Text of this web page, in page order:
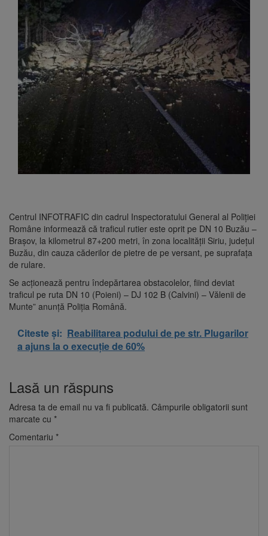
Centrul INFOTRAFIC din cadrul Inspectoratului General al Poliţiei
Române informează că traficul rutier este oprit pe DN 10 Buzău –
Braşov, la kilometrul 87+200 metri, în zona localităţii Siriu, judeţul
Buzău, din cauza căderilor de pietre de pe versant, pe suprafaţa
de rulare.
Se acţionează pentru îndepărtarea obstacolelor, fiind deviat
traficul pe ruta DN 10 (Poieni) – DJ 102 B (Calvini) – Vălenii de
Munte” anunţă Poliţia Română.
Citeste și: Reabilitarea podului de pe str. Plugarilor
a ajuns la o execuție de 60%
Lasă un răspuns
Adresa ta de email nu va fi publicată. Câmpurile obligatorii sunt
marcate cu *
Comentariu *